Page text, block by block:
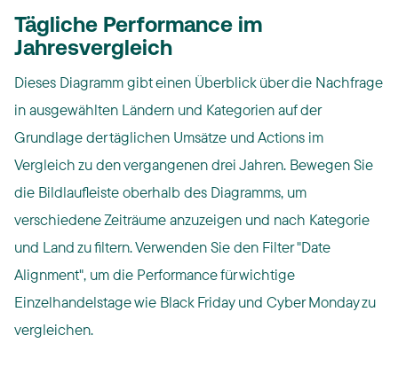
Tägliche Performance im
Jahresvergleich
Dieses Diagramm gibt einen Überblick über die Nachfrage
in ausgewählten Ländern und Kategorien auf der
Grundlage der täglichen Umsätze und Actions im
Vergleich zu den vergangenen drei Jahren. Bewegen Sie
die Bildlaufleiste oberhalb des Diagramms, um
verschiedene Zeiträume anzuzeigen und nach Kategorie
und Land zu filtern. Verwenden Sie den Filter "Date
Alignment", um die Performance für wichtige
Einzelhandelstage wie Black Friday und Cyber Monday zu
vergleichen.